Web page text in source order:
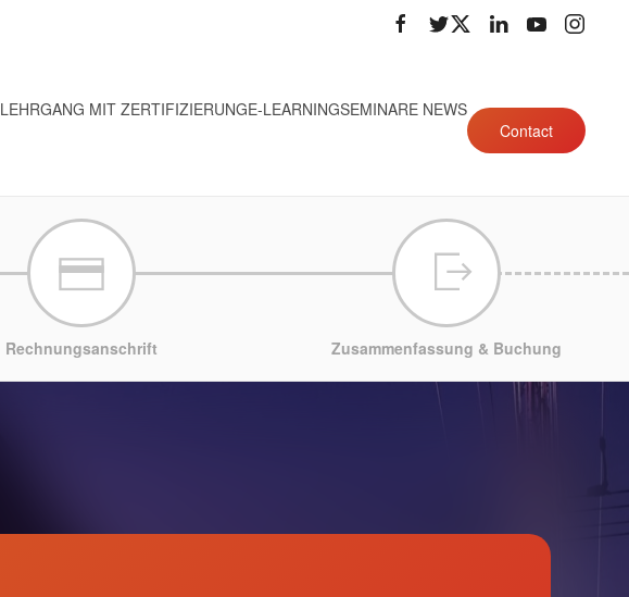
LEHRGANG MIT ZERTIFIZIERUNGE-LEARNINGSEMINARE NEWS
Contact
Rechnungsanschrift Zusammenfassung & Buchung